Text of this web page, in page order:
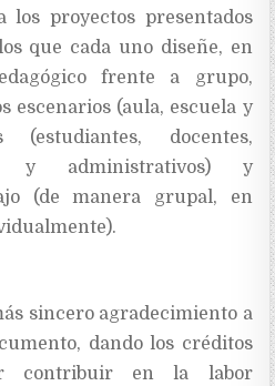
los proyectos presentados
que cada uno diseñe, en
frente a grupo,
escenarios (aula, escuela y
(estudiantes, docentes,
y administrativos) y
(de manera grupal, en
sincero agradecimiento a
dando los créditos
contribuir en la labor